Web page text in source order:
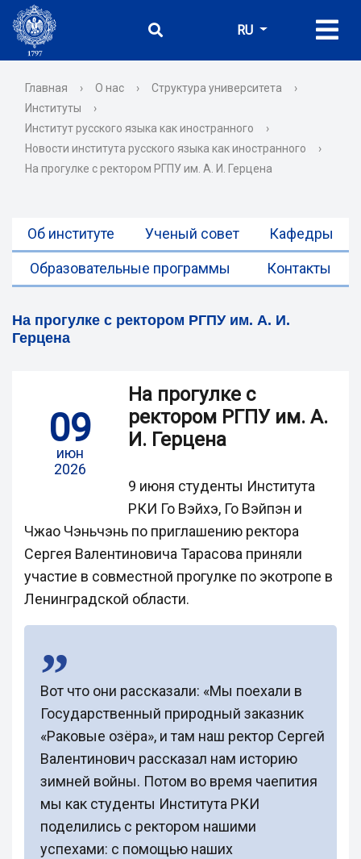
RU
Главная › О нас › Структура университета
›
Институты
›
Институт русского языка как иностранного
›
Новости института русского языка как иностранного
›
На прогулке с ректором РГПУ им. А. И. Герцена
Об институте Ученый совет Кафедры
Образовательные программы Контакты
На прогулке с ректором РГПУ им. А. И.
Герцена
09
июн
2026
На прогулке с
ректором РГПУ им. А.
И. Герцена
9 июня студенты Института
РКИ Го Вэйхэ, Го Вэйпэн и
Чжао Чэньчэнь по приглашению ректора
Сергея Валентиновича Тарасова приняли
участие в совместной прогулке по экотропе в
Ленинградской области.
Вот что они рассказали: «Мы поехали в
Государственный природный заказник
«Раковые озёра», и там наш ректор Сергей
Валентинович рассказал нам историю
зимней войны. Потом во время чаепития
мы как студенты Института РКИ
поделились с ректором нашими
успехами: с помощью наших